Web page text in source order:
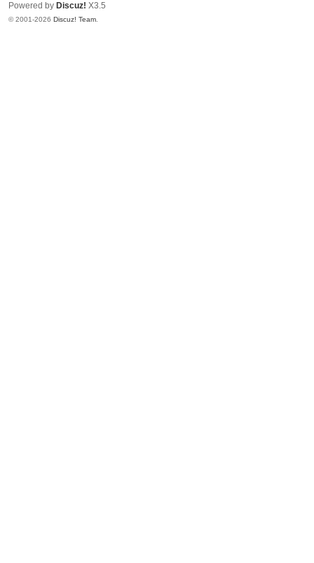
Powered by Discuz! X3.5
© 2001-2026 Discuz! Team